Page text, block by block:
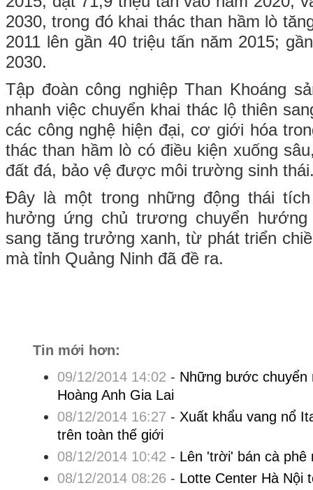
2030, trong đó khai thác than hầm lò
2011 lên gần 40 triệu tấn năm 2015;
2030.
Tập đoàn công nghiệp Than Khoáng
nhanh việc chuyển khai thác lộ thiên
các công nghệ hiện đại, cơ giới hóa
thác than hầm lò có điều kiện xuống
đất đá, bảo vệ được môi trường sinh
Đây là một trong những động thái
hưởng ứng chủ trương chuyển
sang tăng trưởng xanh, từ phát triển
mà tỉnh Quảng Ninh đã đề ra.
Tin mới hơn:
09/12/2014 14:02 - Những bước chuyển
Hoàng Anh Gia Lai
08/12/2014 16:27 - Xuất khẩu vang nổ
trên toàn thế giới
08/12/2014 10:42 - Lên 'trời' bán cà phê
08/12/2014 08:26 - Lotte Center Hà Nội